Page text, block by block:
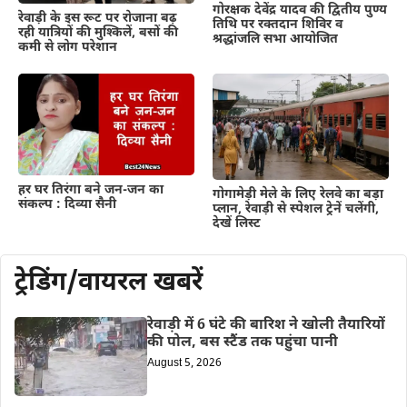
रेवाड़ी के इस रूट पर रोजाना बढ़
रही यात्रियों की मुश्किलें, बसों की
कमी से लोग परेशान
गोरक्षक देवेंद्र यादव की द्वितीय पुण्य
तिथि पर रक्तदान शिविर व
श्रद्धांजलि सभा आयोजित
हर घर तिरंगा बने जन-जन का
संकल्प : दिव्या सैनी
गोगामेड़ी मेले के लिए रेलवे का बड़ा
प्लान, रेवाड़ी से स्पेशल ट्रेनें चलेंगी,
देखें लिस्ट
ट्रेडिंग/वायरल खबरें
रेवाड़ी में 6 घंटे की बारिश ने खोली तैयारियों
की पोल, बस स्टैंड तक पहुंचा पानी
August 5, 2026